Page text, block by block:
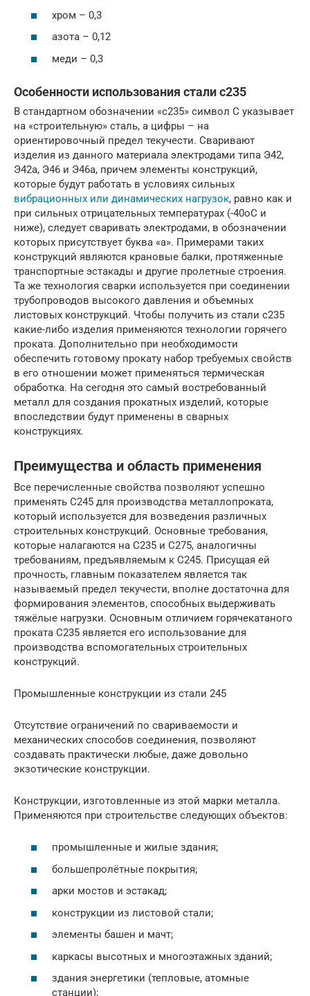
хром – 0,3
азота – 0,12
меди – 0,3
Особенности использования стали с235
В стандартном обозначении «с235» символ С указывает
на «строительную» сталь, а цифры – на
ориентировочный предел текучести. Сваривают
изделия из данного материала электродами типа Э42,
Э42а, Э46 и Э46а, причем элементы конструкций,
которые будут работать в условиях сильных
вибрационных или динамических нагрузок, равно как и
при сильных отрицательных температурах (-40оС и
ниже), следует сваривать электродами, в обозначении
которых присутствует буква «а». Примерами таких
конструкций являются крановые балки, протяженные
транспортные эстакады и другие пролетные строения.
Та же технология сварки используется при соединении
трубопроводов высокого давления и объемных
листовых конструкций. Чтобы получить из стали с235
какие-либо изделия применяются технологии горячего
проката. Дополнительно при необходимости
обеспечить готовому прокату набор требуемых свойств
в его отношении может применяться термическая
обработка. На сегодня это самый востребованный
металл для создания прокатных изделий, которые
впоследствии будут применены в сварных
конструкциях.
Преимущества и область применения
Все перечисленные свойства позволяют успешно
применять С245 для производства металлопроката,
который используется для возведения различных
строительных конструкций. Основные требования,
которые налагаются на С235 и С275, аналогичны
требованиям, предъявляемым к С245. Присущая ей
прочность, главным показателем является так
называемый предел текучести, вполне достаточна для
формирования элементов, способных выдерживать
тяжёлые нагрузки. Основным отличием горячекатаного
проката С235 является его использование для
производства вспомогательных строительных
конструкций.
Промышленные конструкции из стали 245
Отсутствие ограничений по свариваемости и
механических способов соединения, позволяют
создавать практически любые, даже довольно
экзотические конструкции.
Конструкции, изготовленные из этой марки металла.
Применяются при строительстве следующих объектов:
промышленные и жилые здания;
большепролётные покрытия;
арки мостов и эстакад;
конструкции из листовой стали;
элементы башен и мачт;
каркасы высотных и многоэтажных зданий;
здания энергетики (тепловые, атомные
станции);